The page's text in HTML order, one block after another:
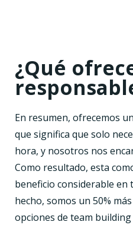
¿Qué
En resumen, ofrecemos
que significa que solo
hora, y nosotros nos
Como resultado, esta
beneficio considerable en
hecho, somos un 50%
opciones de team